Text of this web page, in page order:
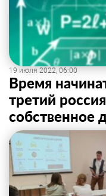
19 июля 2022, 06:00
Время
третий
собственное